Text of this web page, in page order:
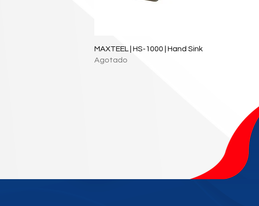
Vista rápida
MAXTEEL | HS-1000 | Hand Sink
Agotado